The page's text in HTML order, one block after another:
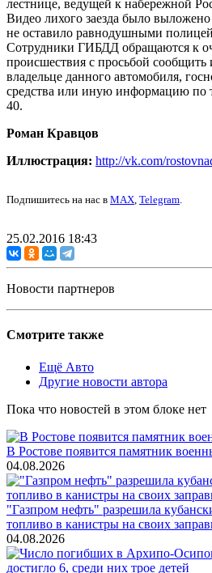
лестнице, ведущей к набережной
Видео лихого заезда было
не оставило равнодушными
Сотрудники ГИБДД обращаются к
происшествия с просьбой
владельце данного автомобиля,
средства или иную информацию по
40.
Роман Кравцов
Иллюстрация: http://vk.com/
Подпишитесь на нас в MAX, Telegram.
25.02.2016 18:43
Новости партнеров
Смотрите также
Ещё Авто
Другие новости автора
Пока что новостей в этом блоке нет
В Ростове появится памятник
04.08.2026
"Газпром нефть" разрешила
топливо в канистры на своих
04.08.2026